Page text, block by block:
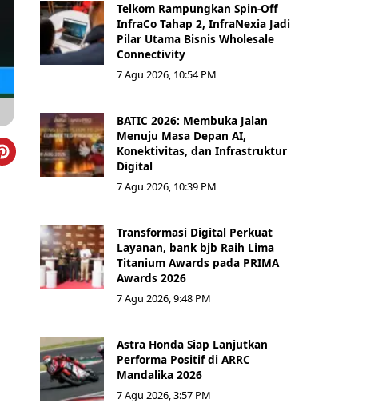
Telkom Rampungkan Spin-Off
InfraCo Tahap 2, InfraNexia Jadi
Pilar Utama Bisnis Wholesale
Connectivity
7 Agu 2026, 10:54 PM
BATIC 2026: Membuka Jalan
Menuju Masa Depan AI,
Konektivitas, dan Infrastruktur
Digital
7 Agu 2026, 10:39 PM
Transformasi Digital Perkuat
Layanan, bank bjb Raih Lima
Titanium Awards pada PRIMA
Awards 2026
7 Agu 2026, 9:48 PM
Astra Honda Siap Lanjutkan
Performa Positif di ARRC
Mandalika 2026
7 Agu 2026, 3:57 PM